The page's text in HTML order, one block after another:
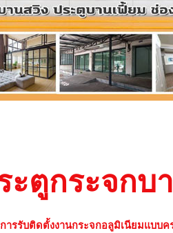
ะตูกระจกบ
ารรับติดตั้งงานกระจกอลูมิเนียมแบบค